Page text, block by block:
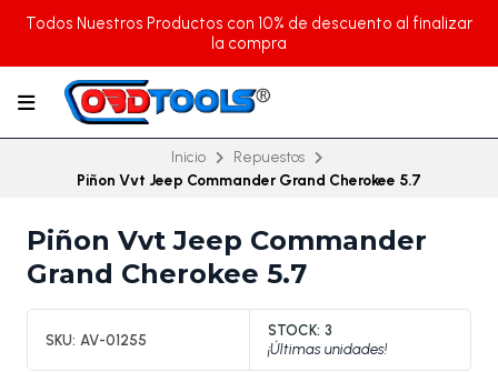
Todos Nuestros Productos con 10% de descuento al finalizar
la compra
Inicio
Repuestos
Piñon Vvt Jeep Commander Grand Cherokee 5.7
Piñon Vvt Jeep Commander
Grand Cherokee 5.7
SKU: AV-01255
STOCK: 3
¡Últimas unidades!